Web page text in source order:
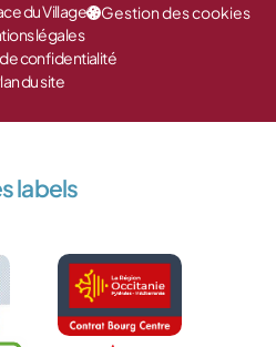
du Village
Gestion des cookies
légales
confidentialité
du site
labels